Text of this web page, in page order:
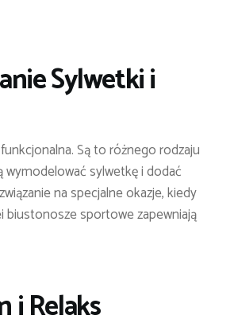
Sylwetki i
Są to różnego rodzaju
sylwetkę i dodać
na specjalne okazje, kiedy
biustonosze sportowe zapewniają